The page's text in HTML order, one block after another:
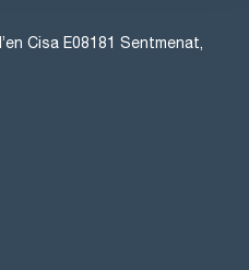
Cisa E08181 Sentmenat,